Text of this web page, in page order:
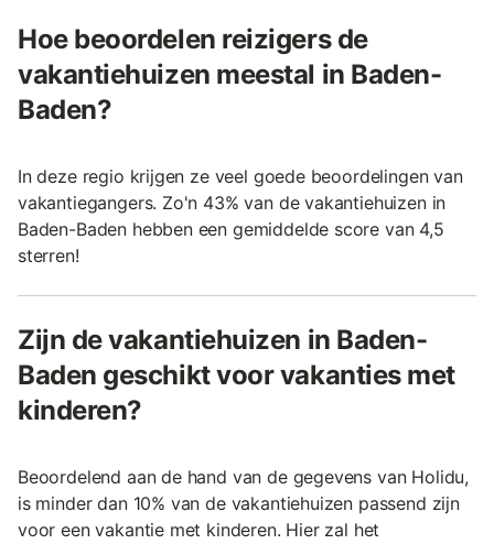
Hoe beoordelen reizigers de
vakantiehuizen meestal in Baden-
Baden?
In deze regio krijgen ze veel goede beoordelingen van
vakantiegangers. Zo'n 43% van de vakantiehuizen in
Baden-Baden hebben een gemiddelde score van 4,5
sterren!
Zijn de vakantiehuizen in Baden-
Baden geschikt voor vakanties met
kinderen?
Beoordelend aan de hand van de gegevens van Holidu,
is minder dan 10% van de vakantiehuizen passend zijn
voor een vakantie met kinderen. Hier zal het